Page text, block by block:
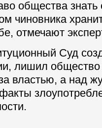
общества знать
чиновника
отмечают
Суд
лишил
властью, а над